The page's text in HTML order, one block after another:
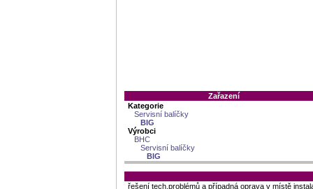
Zařazení
Kategorie
Servisní balíčky
BIG
Výrobci
BHC
Servisní balíčky
BIG
řešení tech.problémů a případná oprava v místě